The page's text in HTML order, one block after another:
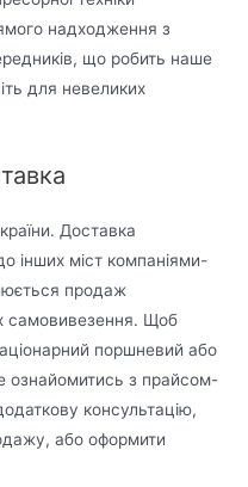
надходження з
що робить наше
для невеликих
Доставка
інших міст компаніями-
продаж
самовивезення. Щоб
поршневий або
ознайомитись з прайсом-
консультацію,
або оформити